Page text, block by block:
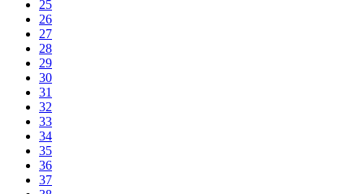
25
26
27
28
29
30
31
32
33
34
35
36
37